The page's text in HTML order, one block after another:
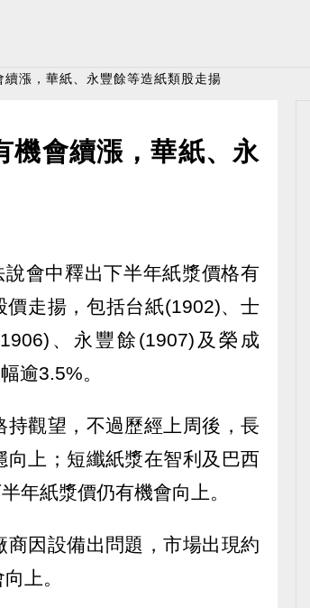
漲，華紙、永豐餘等造紙類股走揚
機會續漲，華紙、永
會中釋出下半年紙漿價格有
走揚，包括台紙(1902)、士
、永豐餘(1907)及榮成
逾3.5%。
觀望，不過歷經上周後，長
上；短纖紙漿在智利及巴西
年紙漿價仍有機會向上。
因設備出問題，市場出現約
上。